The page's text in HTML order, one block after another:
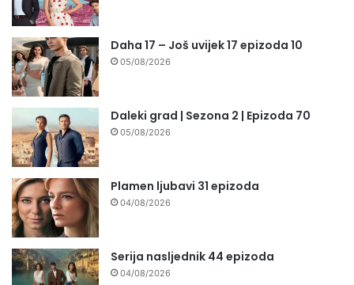
Daha 17 – Još uvijek 17 epizoda 10
05/08/2026
Daleki grad | Sezona 2 | Epizoda 70
05/08/2026
Plamen ljubavi 31 epizoda
04/08/2026
Serija nasljednik 44 epizoda
04/08/2026